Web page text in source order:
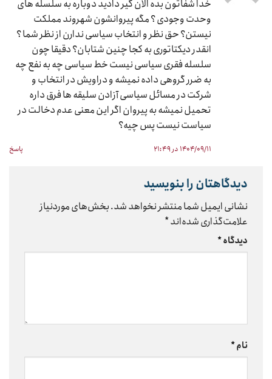
خدا شفاتون بده الان گیر دادید دوباره به سلسله های
وحدت وجودی ؟ مگه پیروانشون شهروند مملکت
نیستن؟ حق نظر و انتخاب سیاسی ندارن از نظر شما ؟
انقدر دیکتاتوری به کجا چنین شتابان؟ دقیقا چون
سلسله فقری سیاسی نیست خط سیاسی چه به نفع چه
به ضرر گروهی داده نمیشه و دراویش در انتخاب و
شرکت در مسائل سیاسی آزادن سلیقه ها فرق داره
تحمیل نمیشه به پیروان اگر این معنی عدم دخالت در
سیاست نیست پس چیه؟
۱۴۰۴/۰۹/۱۱ در ۲۱:۴۹ پاسخ
دیدگاهتان را بنویسید
نشانی ایمیل شما منتشر نخواهد شد.بخش‌های موردنیاز
علامت‌گذاری شده‌اند*
دیدگاه*
نام*